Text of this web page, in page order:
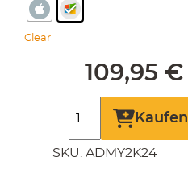
Clear
109,95 €
Autodesk
2024
Kaufen
SKU: ADMY2K24